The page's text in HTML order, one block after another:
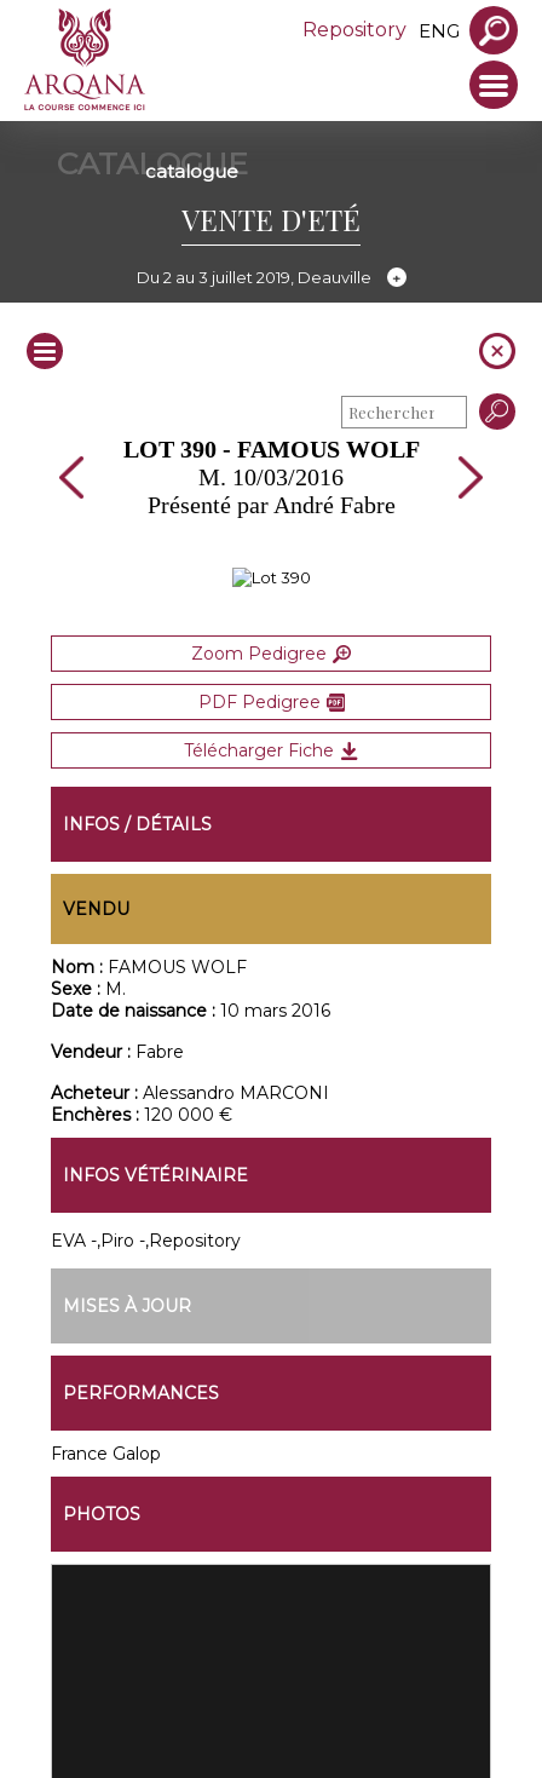
Repository ENG
CATALOGUE
catalogue
VENTE D'ETÉ
Du 2 au 3 juillet 2019, Deauville
LOT 390 - FAMOUS WOLF
M. 10/03/2016
Présenté par André Fabre
Zoom Pedigree
PDF Pedigree
Télécharger Fiche
INFOS / DÉTAILS
VENDU
Nom : FAMOUS WOLF
Sexe : M.
Date de naissance :10 mars 2016
Vendeur : Fabre
Acheteur :Alessandro MARCONI
Enchères :120 000 €
INFOS VÉTÉRINAIRE
EVA -,Piro -,Repository
MISES À JOUR
PERFORMANCES
France Galop
PHOTOS